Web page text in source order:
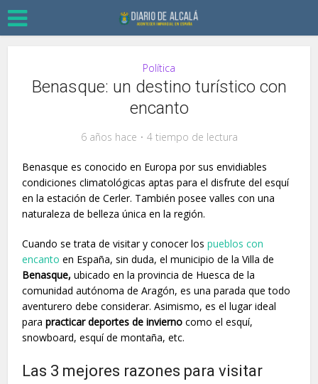
Política
Benasque: un destino turístico con
encanto
6 años hace 4 tiempo de lectura
Benasque es conocido en Europa por sus envidiables
condiciones climatológicas aptas para el disfrute del esquí
en la estación de Cerler. También posee valles con una
naturaleza de belleza única en la región.
Cuando se trata de visitar y conocer lospueblos con
encanto en España, sin duda, el municipio de la Villa de
Benasque, ubicado en la provincia de Huesca de la
comunidad autónoma de Aragón, es una parada que todo
aventurero debe considerar. Asimismo, es el lugar ideal
parapracticar deportes de inviernocomo el esquí,
snowboard, esquí de montaña, etc.
Las 3 mejores razones para visitar